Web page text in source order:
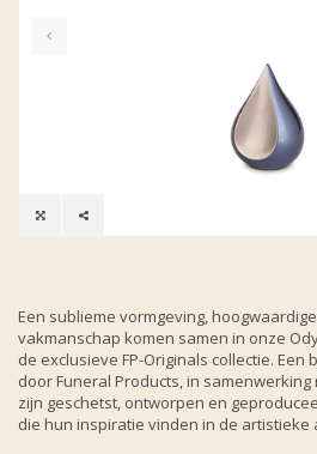
Een sublieme vormgeving,
vakmanschap komen samen in onze
de exclusieve FP-Originals collectie.
door Funeral Products, in
zijn geschetst, ontworpen en
die hun inspiratie vinden in de artistieke